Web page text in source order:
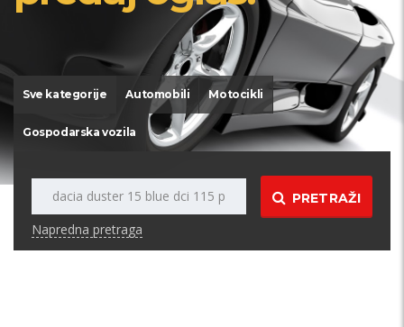
Sve kategorije Automobili Motocikli
Gospodarska vozila
PRETRAŽI
Napredna pretraga